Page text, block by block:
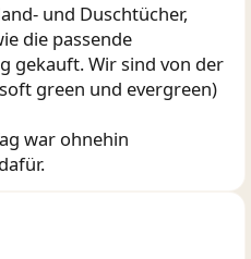
und Duschtücher,
die passende
gekauft. Wir sind von der
green und evergreen)
war ohnehin